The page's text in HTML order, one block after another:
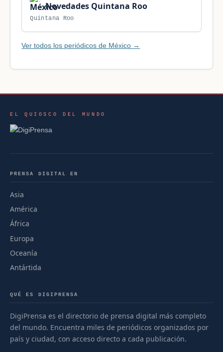
Novedades Quintana Roo
Quintana Roo
Ver todos los periódicos de México →
EL QUIOSCO DEL MUNDO
PRENSA DIGITAL EN
Asia
América
África
Europa
Oceanía
Antártida
QUÉ ES DIGIPRENSA
DigiPrensa es el directorio de prensa digital más completo
del mundo. Encuentra miles de periódicos organizados por
país y ciudad, con acceso directo a cada publicación.